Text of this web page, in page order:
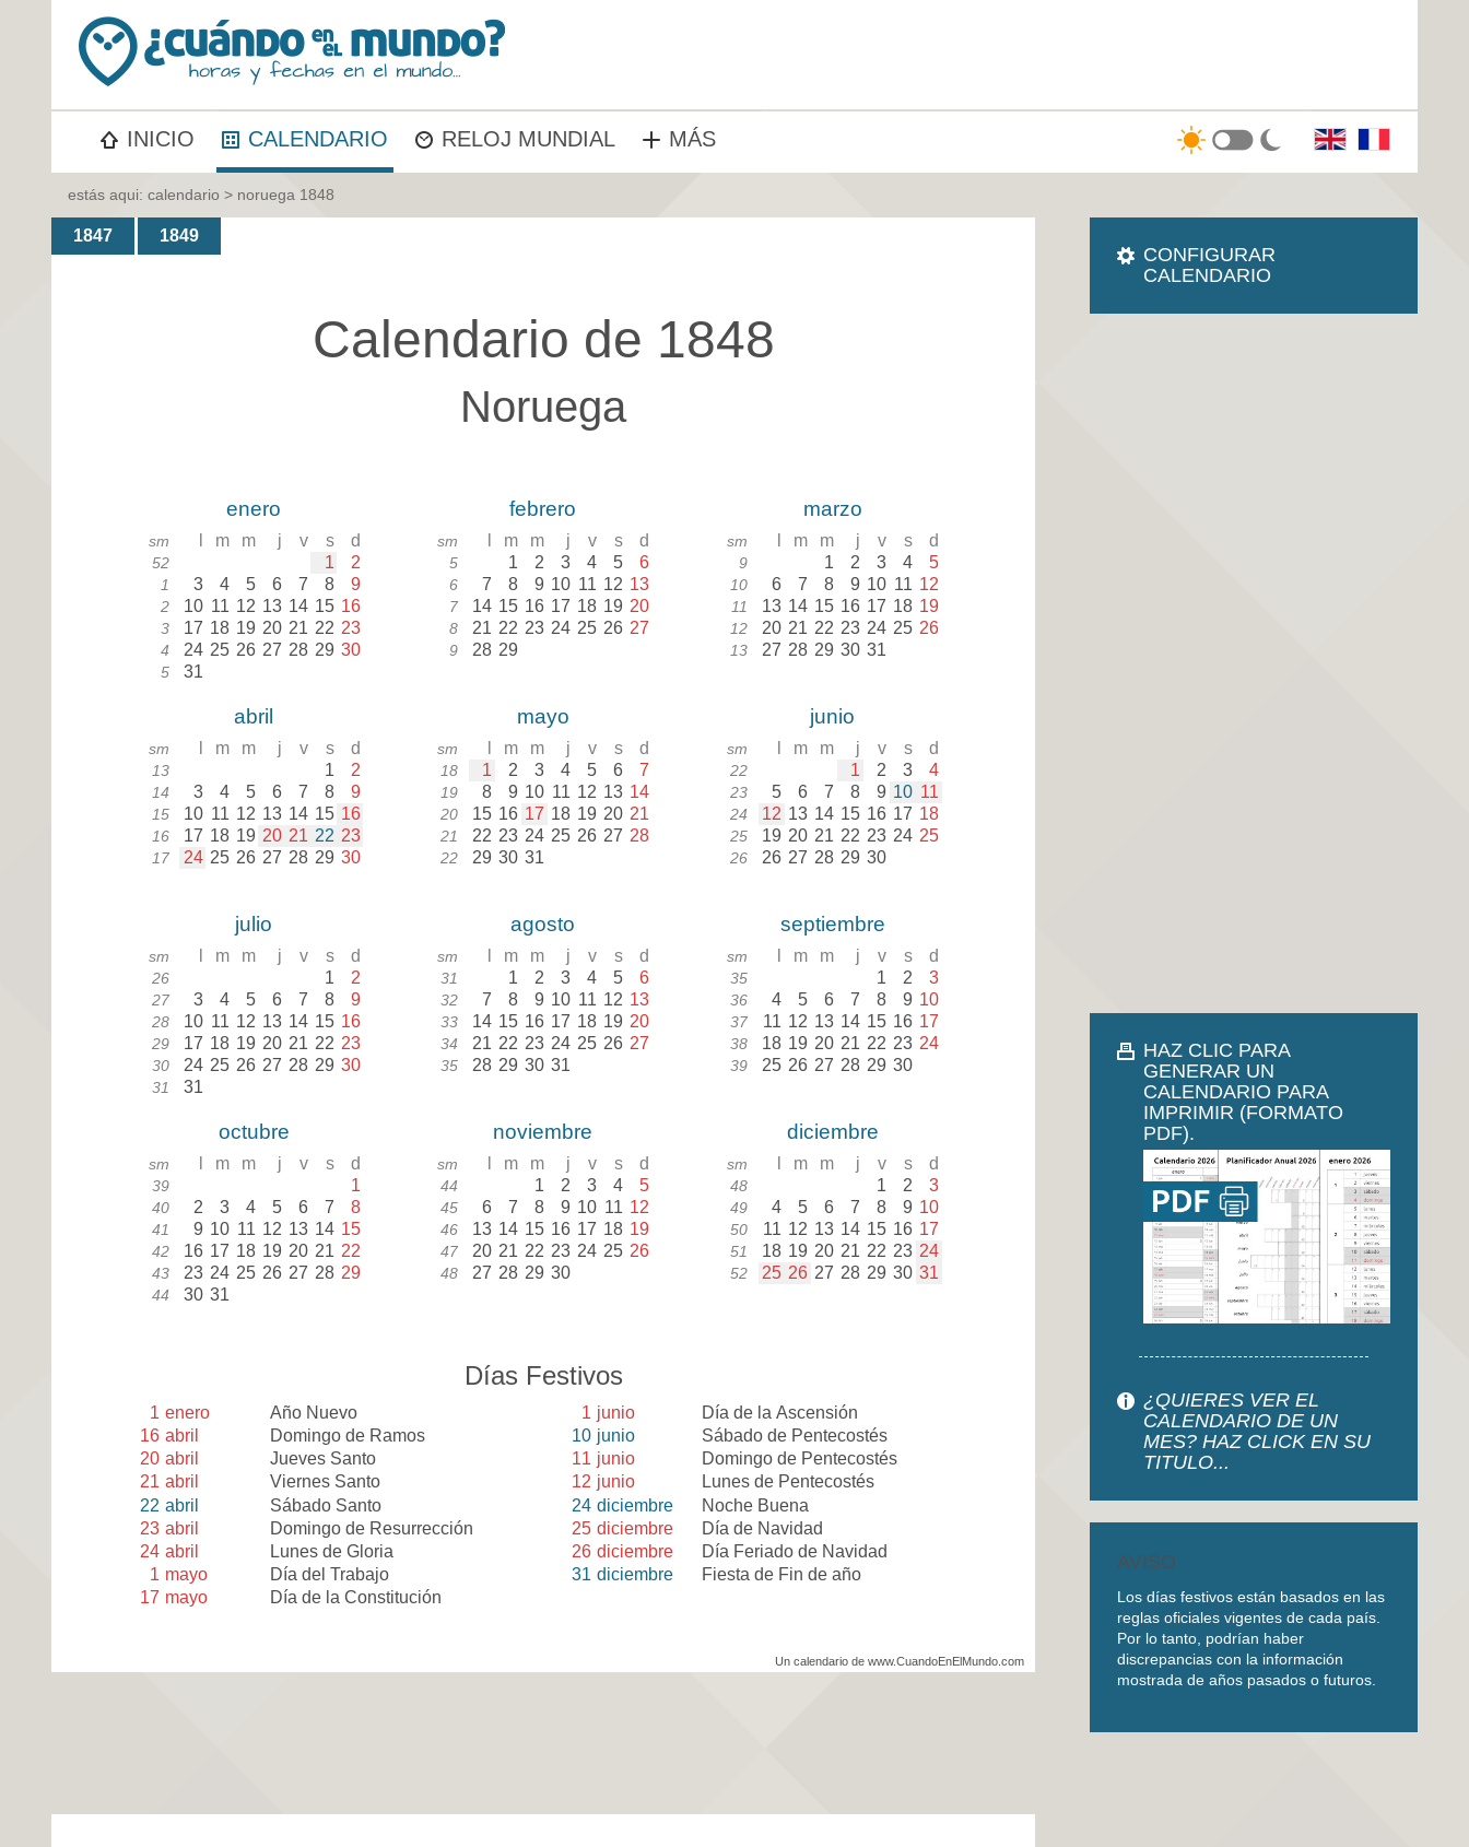
INICIO CALENDARIO RELOJ MUNDIAL MÁS
estás aqui: calendario > noruega 1848
1847 1849
Calendario de 1848
Noruega
enero
sm m m j v s d
52 1 2
1 3 4 5 6 7 8 9
2 10 11 12 13 14 15 16
3 17 18 19 20 21 22 23
4 24 25 26 27 28 29 30
5 31
febrero
sm m m j v s d
5 1 2 3 4 5 6
6 7 8 9 10 11 12 13
7 14 15 16 17 18 19 20
8 21 22 23 24 25 26 27
9 28 29
marzo
sm m m j v s d
9 1 2 3 4 5
10 6 7 8 9 10 11 12
11 13 14 15 16 17 18 19
12 20 21 22 23 24 25 26
13 27 28 29 30 31
abril
sm m m j v s d
13 1 2
14 3 4 5 6 7 8 9
15 10 11 12 13 14 15 16
16 17 18 19 20 21 22 23
17 24 25 26 27 28 29 30
mayo
sm m m j v s d
18 1 2 3 4 5 6 7
19 8 9 10 11 12 13 14
20 15 16 17 18 19 20 21
21 22 23 24 25 26 27 28
22 29 30 31
junio
sm m m j v s d
22 1 2 3 4
23 5 6 7 8 9 10 11
24 12 13 14 15 16 17 18
25 19 20 21 22 23 24 25
26 26 27 28 29 30
julio
sm m m j v s d
26 1 2
27 3 4 5 6 7 8 9
28 10 11 12 13 14 15 16
29 17 18 19 20 21 22 23
30 24 25 26 27 28 29 30
31 31
agosto
sm m m j v s d
31 1 2 3 4 5 6
32 7 8 9 10 11 12 13
33 14 15 16 17 18 19 20
34 21 22 23 24 25 26 27
35 28 29 30 31
septiembre
sm m m j v s d
35 1 2 3
36 4 5 6 7 8 9 10
37 11 12 13 14 15 16 17
38 18 19 20 21 22 23 24
39 25 26 27 28 29 30
octubre
sm m m j v s d
39 1
40 2 3 4 5 6 7 8
41 9 10 11 12 13 14 15
42 16 17 18 19 20 21 22
43 23 24 25 26 27 28 29
44 30 31
noviembre
sm m m j v s d
44 1 2 3 4 5
45 6 7 8 9 10 11 12
46 13 14 15 16 17 18 19
47 20 21 22 23 24 25 26
48 27 28 29 30
diciembre
sm m m j v s d
48 1 2 3
49 4 5 6 7 8 9 10
50 11 12 13 14 15 16 17
51 18 19 20 21 22 23 24
52 25 26 27 28 29 30 31
Días Festivos
1 enero
Año Nuevo
16 abril
Domingo de Ramos
20 abril
Jueves Santo
21 abril
Viernes Santo
22 abril
Sábado Santo
23 abril
Domingo de Resurrección
24 abril
Lunes de Gloria
1 mayo
Día del Trabajo
17 mayo Día de la Constitución
1 junio
Día de la Ascensión
10 junio
Sábado de Pentecostés
11 junio
Domingo de Pentecostés
12 junio
Lunes de Pentecostés
24 diciembre
Noche Buena
25 diciembre
Día de Navidad
26 diciembre
Día Feriado de Navidad
31 diciembre Fiesta de Fin de año
Un calendario de www.CuandoEnElMundo.com
CONFIGURAR
CALENDARIO
HAZ CLIC PARA
GENERAR UN
CALENDARIO PARA
IMPRIMIR (FORMATO
PDF).
¿QUIERES VER EL
CALENDARIO DE UN
MES? HAZ CLICK EN SU
TITULO...
AVISO
Los días festivos están basados en las
reglas oficiales vigentes de cada país.
Por lo tanto, podrían haber
discrepancias con la información
mostrada de años pasados o futuros.